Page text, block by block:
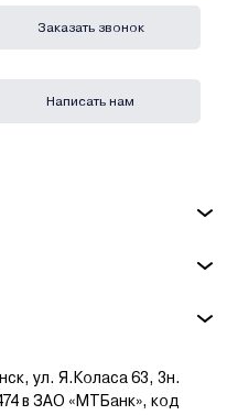
ул. Я.Коласа 63, 3н.
в ЗАО «МТБанк», код
Заказать звонок
Написать нам